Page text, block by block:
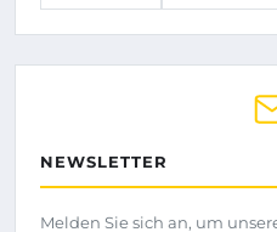
NEWSLETTER
Melden Sie sich an, um